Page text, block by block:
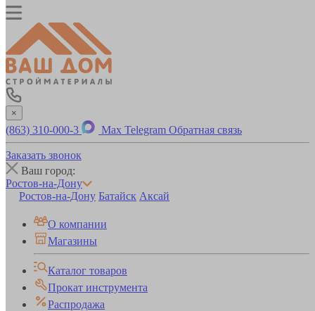
×
(863) 310-000-3 Max Telegram Обратная связь
Заказать звонок
Ваш город:
Ростов-на-Дону
Ростов-на-Дону Батайск Аксай
О компании
Магазины
Каталог товаров
Прокат инструмента
Распродажа